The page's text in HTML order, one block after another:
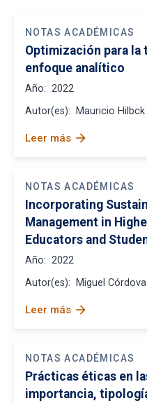
NOTAS ACADÉMICAS
Optimización para la
enfoque analítico
Año: 2022
Autor(es):
Mauricio Hilbck
Leer más arrow_forward
NOTAS ACADÉMICAS
Incorporating
Management in
Educators and
Año: 2022
Autor(es):
Miguel
Leer más arrow_forward
NOTAS ACADÉMICAS
Prácticas éticas en
importancia,